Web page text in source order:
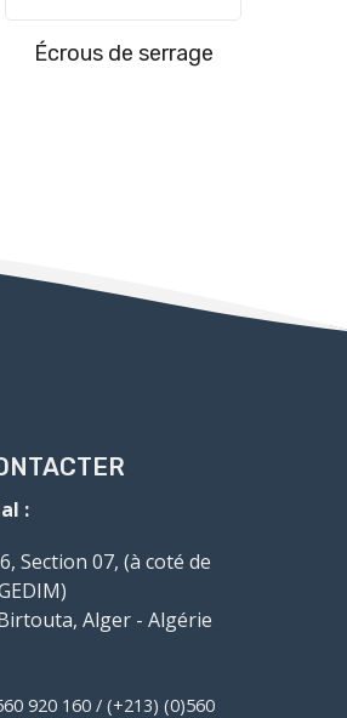
Écrous de serrage
:
Section 07, (à coté de
Alger - Algérie
920 160 / (+213) (0)560